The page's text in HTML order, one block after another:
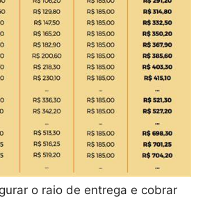
o raio de entrega e cobrar